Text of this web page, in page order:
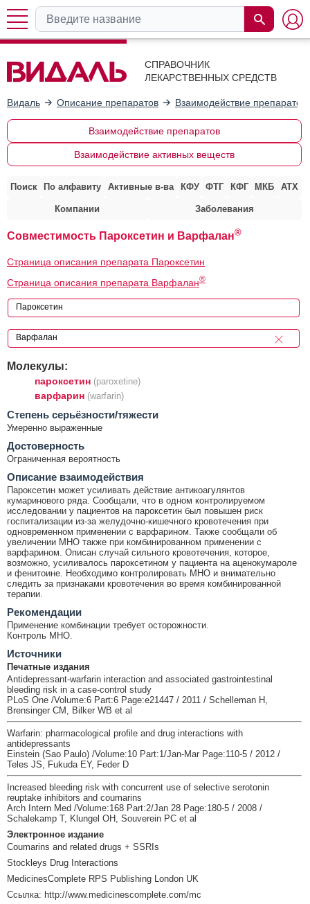
СПРАВОЧНИК
ЛЕКАРСТВЕННЫХ СРЕДСТВ
Видаль Описание препаратов Взаимодействие препаратов
Взаимодействие препаратов
Взаимодействие активных веществ
Поиск По алфавиту Активные в-ва КФУ ФТГ КФГ МКБ АТХ
Компании Заболевания
Совместимость Пароксетин и Варфалан®
Страница описания препарата Пароксетин
Страница описания препарата Варфалан®
Молекулы:
пароксетин (paroxetine)
варфарин (warfarin)
Cтепень серьёзности/тяжести
Умеренно выраженные
Достоверность
Ограниченная вероятность
Описание взаимодействия
Пароксетин может усиливать действие антикоагулянтов
кумаринового ряда. Сообщали, что в одном контролируемом
исследовании у пациентов на пароксетин был повышен риск
госпитализации из-за желудочно-кишечного кровотечения при
одновременном применении с варфарином. Также сообщали об
увеличении МНО также при комбинированном применении с
варфарином. Описан случай сильного кровотечения, которое,
возможно, усиливалось пароксетином у пациента на аценокумароле
и фенитоине. Необходимо контролировать МНО и внимательно
следить за признаками кровотечения во время комбинированной
терапии.
Рекомендации
Применение комбинации требует осторожности.
Контроль МНО.
Источники
Печатные издания
Antidepressant-warfarin interaction and associated gastrointestinal
bleeding risk in a case-control study
PLoS One /Volume:6 Part:6 Page:e21447 / 2011 / Schelleman H,
Brensinger CM, Bilker WB et al
Warfarin: pharmacological profile and drug interactions with
antidepressants
Einstein (Sao Paulo) /Volume:10 Part:1/Jan-Mar Page:110-5 / 2012 /
Teles JS, Fukuda EY, Feder D
Increased bleeding risk with concurrent use of selective serotonin
reuptake inhibitors and coumarins
Arch Intern Med /Volume:168 Part:2/Jan 28 Page:180-5 / 2008 /
Schalekamp T, Klungel OH, Souverein PC et al
Электронное издание
Coumarins and related drugs + SSRIs
Stockleys Drug Interactions
MedicinesComplete RPS Publishing London UK
Ссылка: http://www.medicinescomplete.com/mc